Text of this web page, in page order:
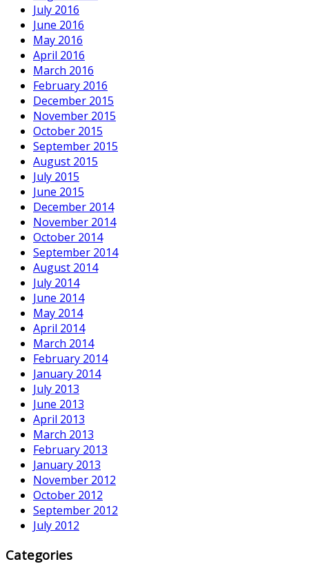
July 2016
June 2016
May 2016
April 2016
March 2016
February 2016
December 2015
November 2015
October 2015
September 2015
August 2015
July 2015
June 2015
December 2014
November 2014
October 2014
September 2014
August 2014
July 2014
June 2014
May 2014
April 2014
March 2014
February 2014
January 2014
July 2013
June 2013
April 2013
March 2013
February 2013
January 2013
November 2012
October 2012
September 2012
July 2012
Categories